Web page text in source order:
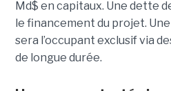
Md$ en capitaux. Une dette
le financement du projet.
sera l’occupant exclusif via
de longue durée.